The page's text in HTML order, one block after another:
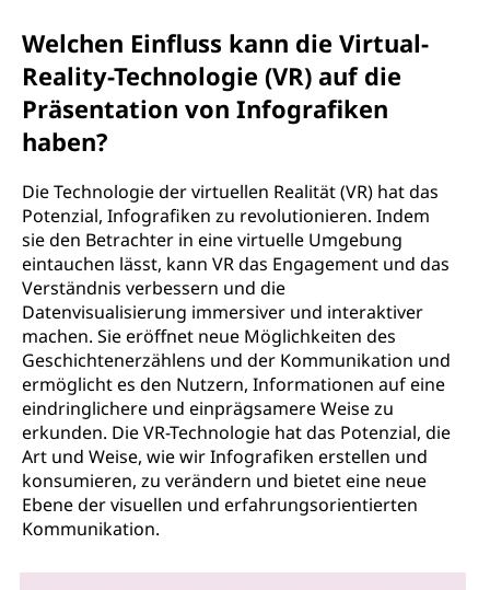
Welchen Einfluss kann die Virtual-
Reality-Technologie (VR) auf die
Präsentation von Infografiken
haben?
Die Technologie der virtuellen Realität (VR) hat das
Potenzial, Infografiken zu revolutionieren. Indem
sie den Betrachter in eine virtuelle Umgebung
eintauchen lässt, kann VR das Engagement und das
Verständnis verbessern und die
Datenvisualisierung immersiver und interaktiver
machen. Sie eröffnet neue Möglichkeiten des
Geschichtenerzählens und der Kommunikation und
ermöglicht es den Nutzern, Informationen auf eine
eindringlichere und einprägsamere Weise zu
erkunden. Die VR-Technologie hat das Potenzial, die
Art und Weise, wie wir Infografiken erstellen und
konsumieren, zu verändern und bietet eine neue
Ebene der visuellen und erfahrungsorientierten
Kommunikation.